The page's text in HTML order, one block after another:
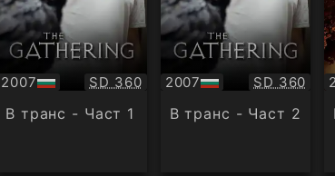
2007
БГ
аудио
Качество:
SD 360
В транс - Част 1
2007
БГ
аудио
Качество:
SD 360
В транс - Част 2